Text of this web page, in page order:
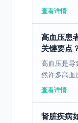
常规心血管
查看详情
高血压患
关键要点
高血压是导
然许多高血
微的症状，
查看详情
肾脏疾病